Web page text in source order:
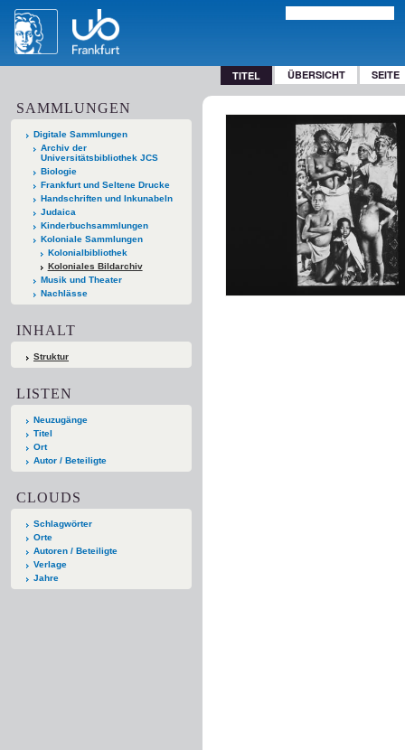
TITEL ÜBERSICHT SEITE
SAMMLUNGEN
Digitale Sammlungen
Archiv der
Universitätsbibliothek JCS
Biologie
Frankfurt und Seltene Drucke
Handschriften und Inkunabeln
Judaica
Kinderbuchsammlungen
Koloniale Sammlungen
Kolonialbibliothek
Koloniales Bildarchiv
Musik und Theater
Nachlässe
INHALT
Struktur
LISTEN
Neuzugänge
Titel
Ort
Autor / Beteiligte
CLOUDS
Schlagwörter
Orte
Autoren / Beteiligte
Verlage
Jahre